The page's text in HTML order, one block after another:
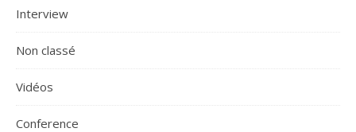
Interview
Non classé
Vidéos
Сonference